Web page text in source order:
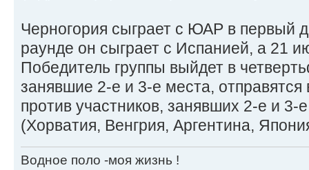
Черногория сыграет с ЮАР в первый
раунде он сыграет с Испанией, а 21
Победитель группы выйдет в
занявшие 2-е и 3-е места,
против участников, занявших 2-е и 3-
(Хорватия, Венгрия, Аргентина,
Водное поло -моя жизнь !